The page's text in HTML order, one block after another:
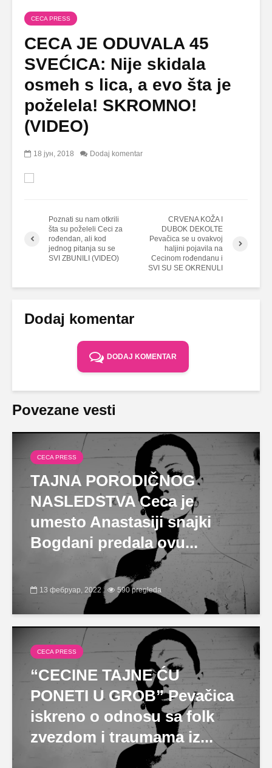
CECA PRESS
CECA JE ODUVALA 45
SVEĆICA: Nije skidala
osmeh s lica, a evo šta je
poželela! SKROMNO!
(VIDEO)
18 јун, 2018 Dodaj komentar
Poznati su nam otkrili
šta su poželeli Ceci za
rođendan, ali kod
jednog pitanja su se
SVI ZBUNILI (VIDEO)
CRVENA KOŽA I
DUBOK DEKOLTE
Pevačica se u ovakvoj
haljini pojavila na
Cecinom rođendanu i
SVI SU SE OKRENULI
Dodaj komentar
DODAJ KOMENTAR
Povezane vesti
CECA PRESS
TAJNA PORODIČNOG
NASLEDSTVA Ceca je
umesto Anastasiji snajki
Bogdani predala ovu...
13 фебруар, 2022 590 pregleda
CECA PRESS
“CECINE TAJNE ĆU
PONETI U GROB” Pevačica
iskreno o odnosu sa folk
zvezdom i traumama iz...